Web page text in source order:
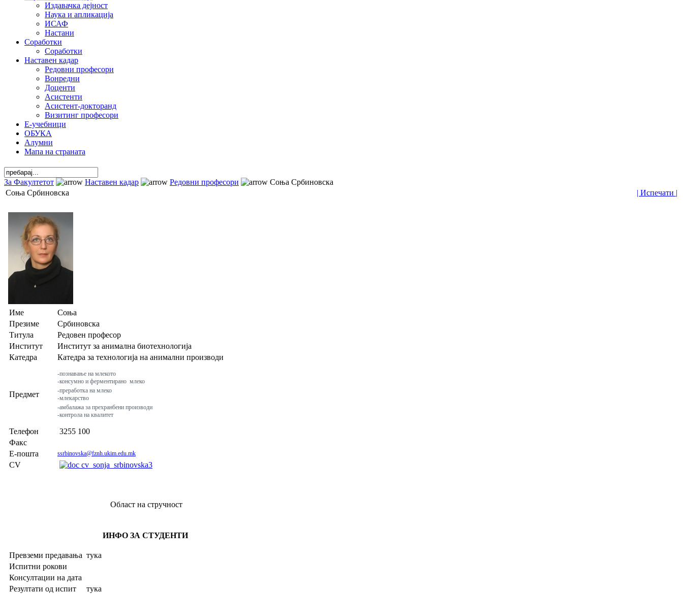
Издавачка дејност
Наука и апликација
ИСАФ
Настани
Соработки
Соработки
Наставен кадар
Редовни професори
Вонредни
Доценти
Асистенти
Асистент-докторанд
Визитинг професори
Е-учебници
ОБУКА
Алумни
Мапа на страната
За Факултетот Наставен кадар Редовни професори
Соња Србиновска
Соња Србиновска
| Испечати |
Име
Соња
Презиме
Србиновска
Титула
Редовен професор
Институт
Институт за анимална биотехнологија
Катедра
Катедра за технологија на анимални производи
Предмет
-познавање на млекото
-консумно и ферментирано млеко
-преработка на млеко
-млекарство
-амбалажа за прехранбени производи
-контрола на квалитет
Телефон
3255 100
Факс
Е-пошта
ssrbinovska@fznh.ukim.edu.mk
CV cv_sonja_srbinovska3
Област на стручност
ИНФО ЗА СТУДЕНТИ
Превземи предавања тука
Испитни рокови
Консултации на дата
Резултати од испит
тука